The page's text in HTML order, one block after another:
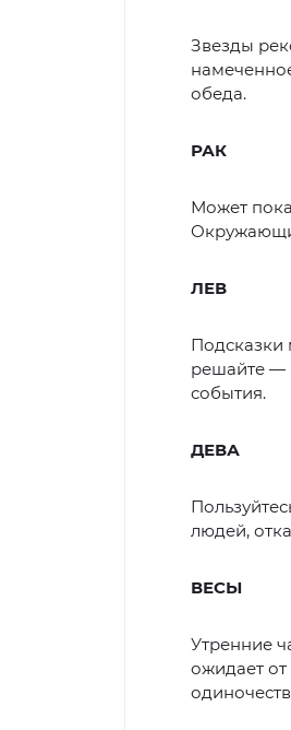
Звезды
обеда.
РАК
Может
ЛЕВ
Подсказки
решайте —
события.
ДЕВА
людей,
ВЕСЫ
Утренние
ожидает от